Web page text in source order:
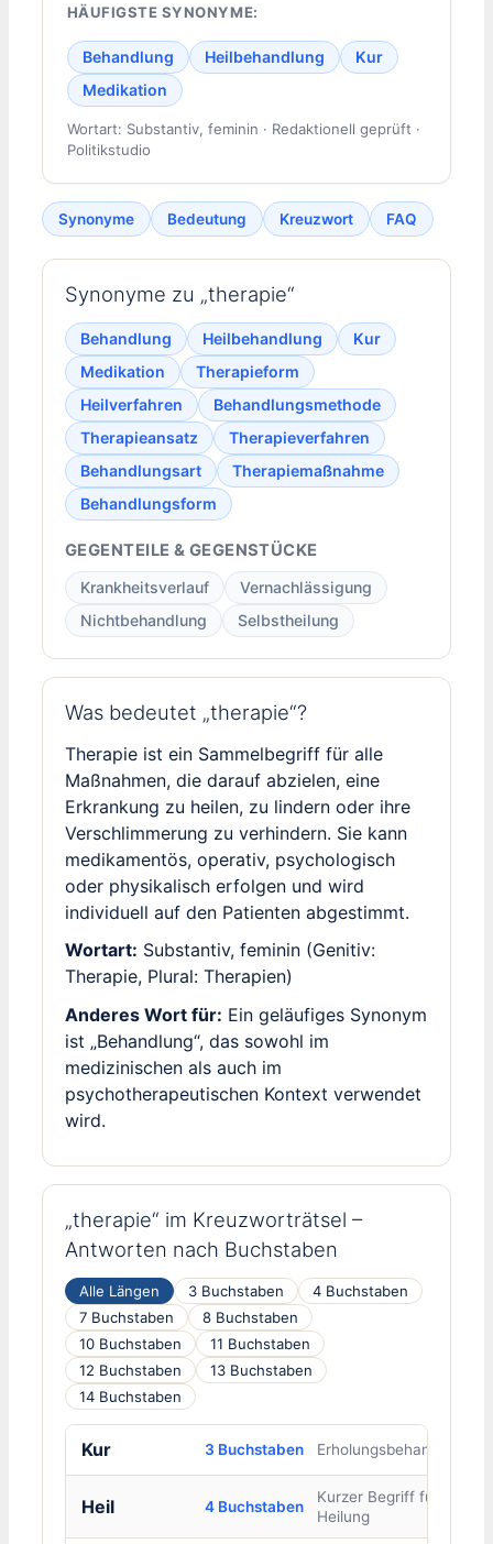
HÄUFIGSTE SYNONYME:
Behandlung Heilbehandlung
Kur
Medikation
Wortart: Substantiv, feminin · Redaktionell geprüft ·
Politikstudio
Synonyme Bedeutung Kreuzwort FAQ
Synonyme zu „therapie“
Behandlung Heilbehandlung
Kur
Medikation
Therapieform
Heilverfahren
Behandlungsmethode
Therapieansatz
Therapieverfahren
Behandlungsart
Therapiemaßnahme
Behandlungsform
GEGENTEILE & GEGENSTÜCKE
Krankheitsverlauf
Vernachlässigung
Nichtbehandlung
Selbstheilung
Was bedeutet „therapie“?
Therapie ist ein Sammelbegriff für alle
Maßnahmen, die darauf abzielen, eine
Erkrankung zu heilen, zu lindern oder ihre
Verschlimmerung zu verhindern. Sie kann
medikamentös, operativ, psychologisch
oder physikalisch erfolgen und wird
individuell auf den Patienten abgestimmt.
Wortart: Substantiv, feminin (Genitiv:
Therapie, Plural: Therapien)
Anderes Wort für: Ein geläufiges Synonym
ist „Behandlung“, das sowohl im
medizinischen als auch im
psychotherapeutischen Kontext verwendet
wird.
„therapie“ im Kreuzworträtsel –
Antworten nach Buchstaben
Alle Längen 3 Buchstaben
4 Buchstaben
7 Buchstaben
8 Buchstaben
10 Buchstaben
11 Buchstaben
12 Buchstaben
13 Buchstaben
14 Buchstaben
Kur 3 Buchstaben Erholungsbehandlung
Heil 4 Buchstaben
Kurzer Begriff für
Heilung